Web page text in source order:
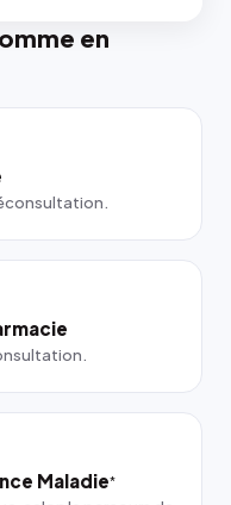
en
Maladie*